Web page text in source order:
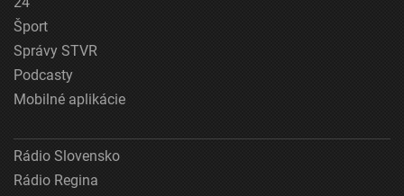
Šport
Správy STVR
Podcasty
Mobilné aplikácie
Rádio Slovensko
Rádio Regina